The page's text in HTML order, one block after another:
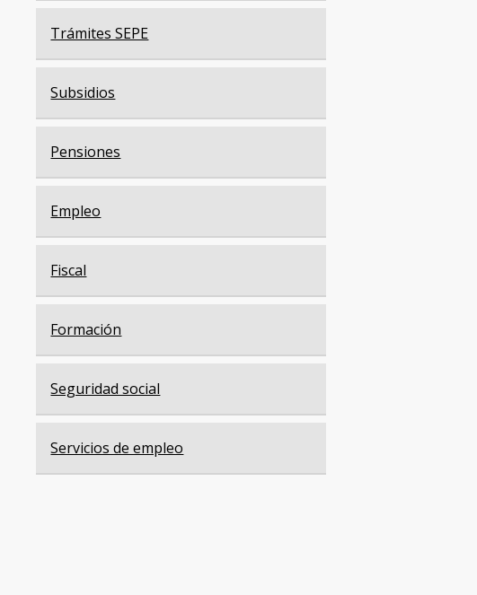
Trámites SEPE
Subsidios
Pensiones
Empleo
Fiscal
Formación
Seguridad social
Servicios de empleo